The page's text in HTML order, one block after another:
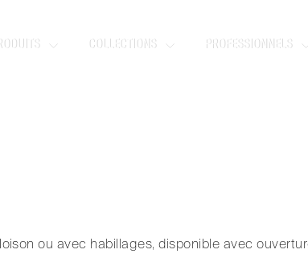
COLLECTIONS PROFESSIONNELS
ou avec habillages, disponible avec